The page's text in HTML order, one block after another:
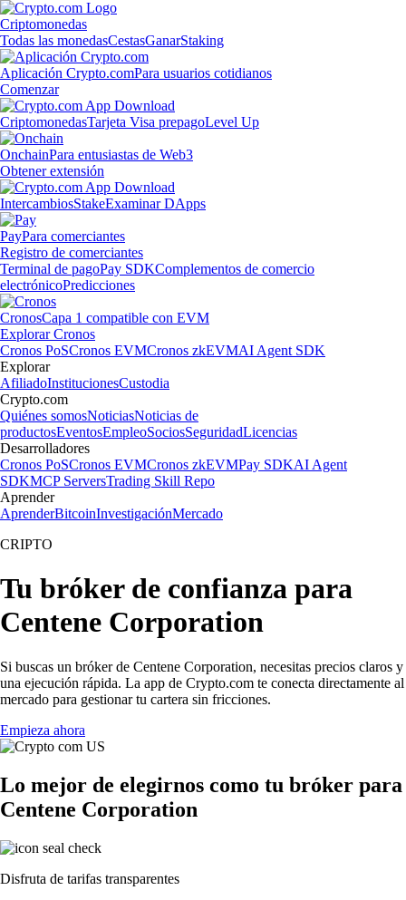
Criptomonedas
Todas las monedasCestasGanarStaking
Aplicación Crypto.comPara usuarios cotidianos
Comenzar
CriptomonedasTarjeta Visa prepagoLevel Up
OnchainPara entusiastas de Web3
Obtener extensión
IntercambiosStakeExaminar DApps
PayPara comerciantes
Registro de comerciantes
Terminal de pagoPay SDKComplementos de comercio
electrónicoPredicciones
CronosCapa 1 compatible con EVM
Explorar Cronos
Cronos PoSCronos EVMCronos zkEVMAI Agent SDK
Explorar
AfiliadoInstitucionesCustodia
Crypto.com
Quiénes somosNoticiasNoticias de
productosEventosEmpleoSociosSeguridadLicencias
Desarrolladores
Cronos PoSCronos EVMCronos zkEVMPay SDKAI Agent
SDKMCP ServersTrading Skill Repo
Aprender
AprenderBitcoinInvestigaciónMercado
CRIPTO
Tu bróker de confianza para
Centene Corporation
Si buscas un bróker de Centene Corporation, necesitas precios claros y
una ejecución rápida. La app de Crypto.com te conecta directamente al
mercado para gestionar tu cartera sin fricciones.
Empieza ahora
Lo mejor de elegirnos como tu bróker para
Centene Corporation
Disfruta de tarifas transparentes